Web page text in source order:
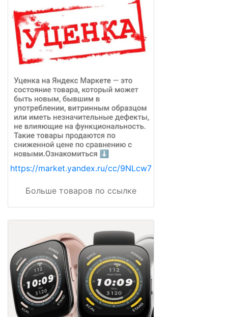
https://market.yandex.ru/cc/9NLcw7
Больше товаров по ссылке